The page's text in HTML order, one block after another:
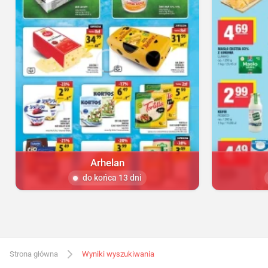
Arhelan
do końca 13 dni
Strona główna Wyniki wyszukiwania